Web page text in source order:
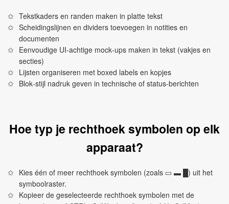
Tekstkaders en randen maken in platte tekst
Scheidingslijnen en dividers toevoegen in notities en
documenten
Eenvoudige UI‑achtige mock‑ups maken in tekst (vakjes en
secties)
Lijsten organiseren met boxed labels en kopjes
Blok‑stijl nadruk geven in technische of status‑berichten
Hoe typ je rechthoek symbolen op elk
apparaat?
Kies één of meer rechthoek symbolen (zoals ▭ ▬ █) uit het
symboolraster.
Kopieer de geselecteerde rechthoek symbolen met de